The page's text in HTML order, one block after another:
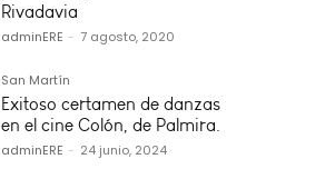
Rivadavia
adminERE - 7 agosto, 2020
San Martín
Exitoso certamen de danzas
en el cine Colón, de Palmira.
adminERE - 24 junio, 2024